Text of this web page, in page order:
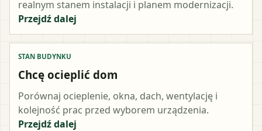
realnym stanem instalacji i planem modernizacji.
Przejdź dalej
STAN BUDYNKU
Chcę ocieplić dom
Porównaj ocieplenie, okna, dach, wentylację i
kolejność prac przed wyborem urządzenia.
Przejdź dalej